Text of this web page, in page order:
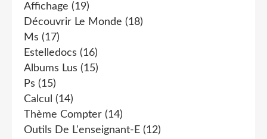
Affichage (19)
Découvrir Le Monde (18)
Ms (17)
Estelledocs (16)
Albums Lus (15)
Ps (15)
Calcul (14)
Thème Compter (14)
Outils De L'enseignant-E (12)